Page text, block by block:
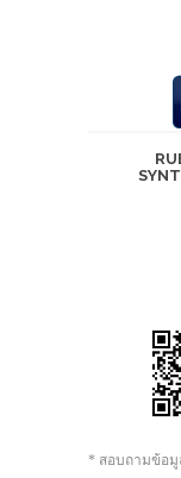
* สอบถามข้อมู